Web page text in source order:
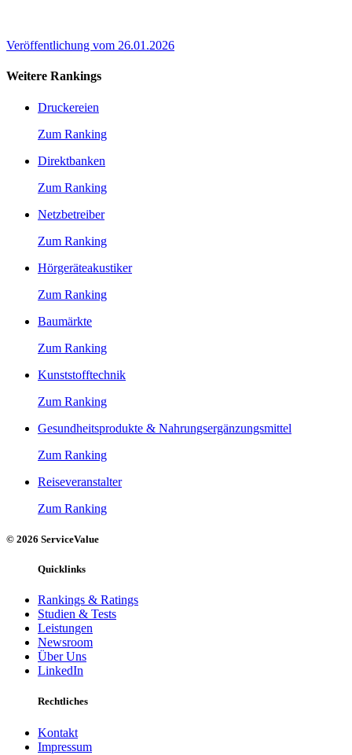
Veröffentlichung vom 26.01.2026
Weitere Rankings
Druckereien
Zum Ranking
Direktbanken
Zum Ranking
Netzbetreiber
Zum Ranking
Hörgeräteakustiker
Zum Ranking
Baumärkte
Zum Ranking
Kunststofftechnik
Zum Ranking
Gesundheitsprodukte & Nahrungsergänzungsmittel
Zum Ranking
Reiseveranstalter
Zum Ranking
© 2026 ServiceValue
Quicklinks
Rankings & Ratings
Studien & Tests
Leistungen
Newsroom
Über Uns
LinkedIn
Rechtliches
Kontakt
Impressum